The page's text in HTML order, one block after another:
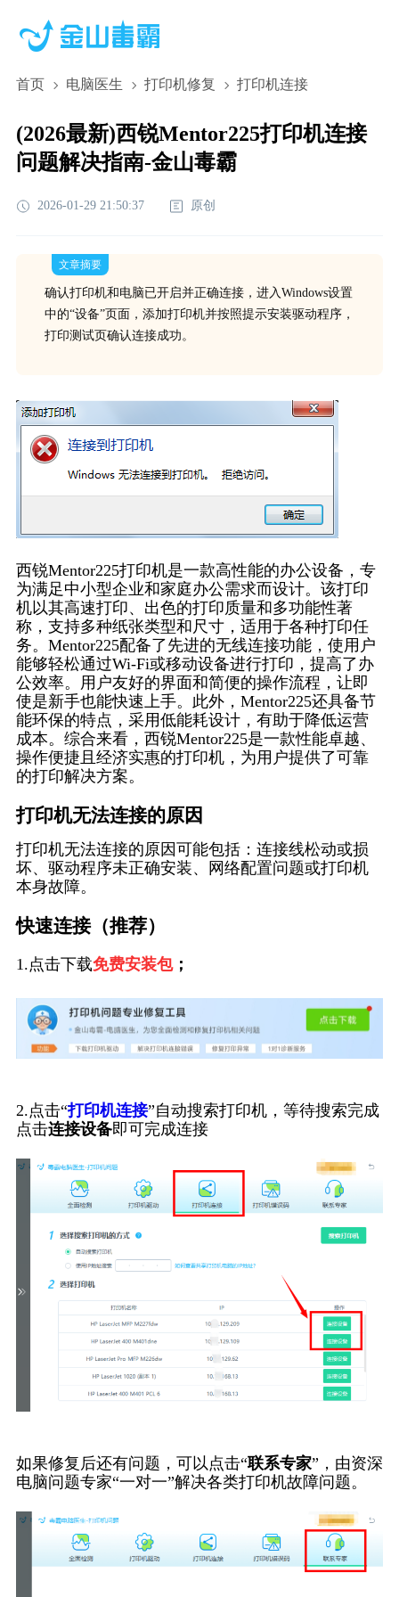
首页 电脑医生 打印机修复 打印机连接
(2026最新)西锐Mentor225打印机连接
问题解决指南-金山毒霸
2026-01-29 21:50:37 原创
文章摘要
确认打印机和电脑已开启并正确连接，进入Windows设置
中的“设备”页面，添加打印机并按照提示安装驱动程序，
打印测试页确认连接成功。
西锐Mentor225打印机是一款高性能的办公设备，专
为满足中小型企业和家庭办公需求而设计。该打印
机以其高速打印、出色的打印质量和多功能性著
称，支持多种纸张类型和尺寸，适用于各种打印任
务。Mentor225配备了先进的无线连接功能，使用户
能够轻松通过Wi-Fi或移动设备进行打印，提高了办
公效率。用户友好的界面和简便的操作流程，让即
使是新手也能快速上手。此外，Mentor225还具备节
能环保的特点，采用低能耗设计，有助于降低运营
成本。综合来看，西锐Mentor225是一款性能卓越、
操作便捷且经济实惠的打印机，为用户提供了可靠
的打印解决方案。
打印机无法连接的原因
打印机无法连接的原因可能包括：连接线松动或损
坏、驱动程序未正确安装、网络配置问题或打印机
本身故障。
快速连接（推荐）
1.点击下载免费安装包；
2.点击“打印机连接”自动搜索打印机，等待搜索完成
点击连接设备即可完成连接
如果修复后还有问题，可以点击“联系专家”，由资深
电脑问题专家“一对一”解决各类打印机故障问题。